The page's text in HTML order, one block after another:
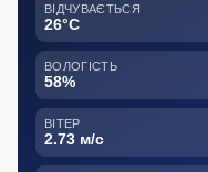
ВІДЧУВАЄТЬСЯ
26°C
ВОЛОГІСТЬ
58%
ВІТЕР
2.73 м/с